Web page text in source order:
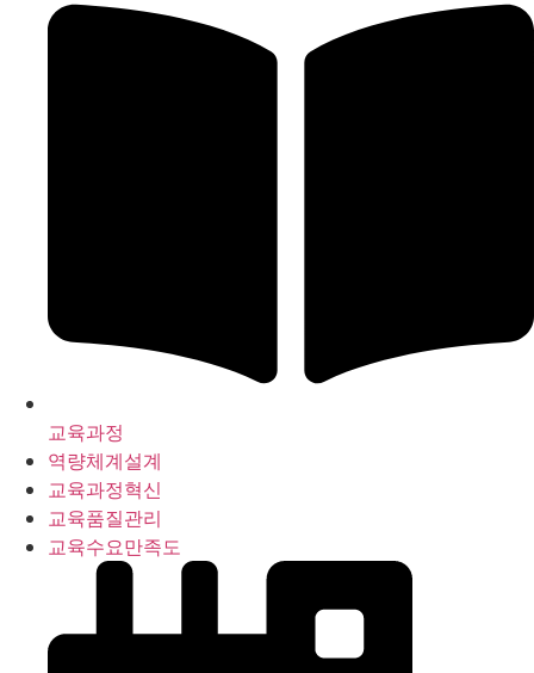
교육과정
역량체계설계
교육과정혁신
교육품질관리
교육수요만족도